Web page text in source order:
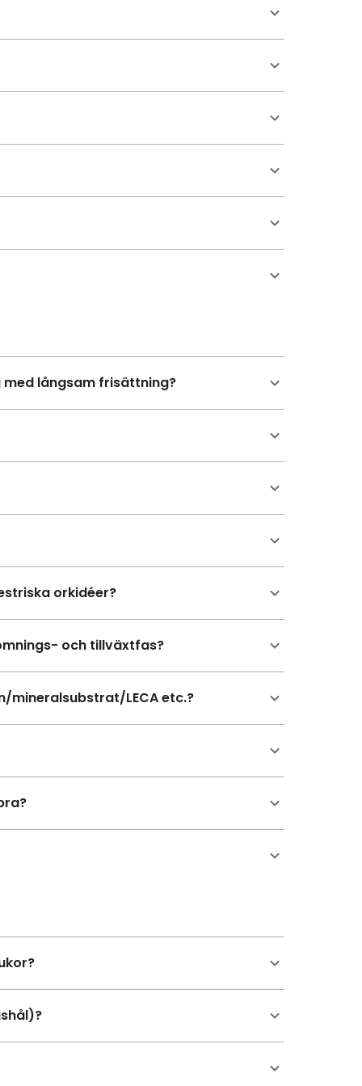
långsam frisättning?
orkidéer?
och tillväxtfas?
mineralsubstrat/LECA etc.?